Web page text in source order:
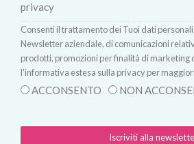
privacy
Consenti il trattamento dei Tuoi dati
Newsletter aziendale, di comunicazioni
prodotti, promozioni per finalità di marketing
l'informativa estesa sulla privacy per
ACCONSENTO NON
Iscriviti alla